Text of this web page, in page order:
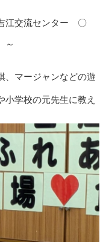
江交流センター 〇
～
、マージャンなどの遊
小学校の元先生に教え